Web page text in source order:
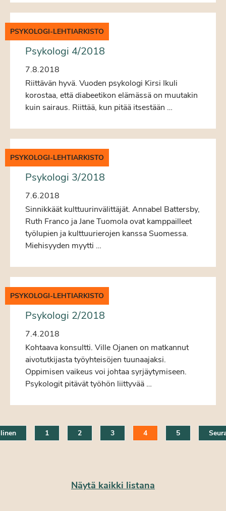
PSYKOLOGI-LEHTIARKISTO
Psykologi 4/2018
7.8.2018
Riittävän hyvä. Vuoden psykologi Kirsi Ikuli
korostaa, että diabeetikon elämässä on muutakin
kuin sairaus. Riittää, kun pitää itsestään …
PSYKOLOGI-LEHTIARKISTO
Psykologi 3/2018
7.6.2018
Sinnikkäät kulttuurinvälittäjät. Annabel Battersby,
Ruth Franco ja Jane Tuomola ovat kamppailleet
työlupien ja kulttuurierojen kanssa Suomessa.
Miehisyyden myytti …
PSYKOLOGI-LEHTIARKISTO
Psykologi 2/2018
7.4.2018
Kohtaava konsultti. Ville Ojanen on matkannut
aivotutkijasta työyhteisöjen tuunaajaksi.
Oppimisen vaikeus voi johtaa syrjäytymiseen.
Psykologit pitävät työhön liittyvää …
1 2 3 4 5
Näytä kaikki listana